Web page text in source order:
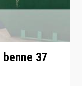
benne 37